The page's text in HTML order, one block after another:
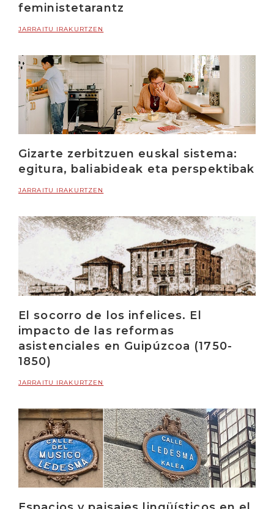
feministetarantz
JARRAITU IRAKURTZEN
Gizarte zerbitzuen euskal sistema:
egitura, baliabideak eta perspektibak
JARRAITU IRAKURTZEN
El socorro de los infelices. El
impacto de las reformas
asistenciales en Guipúzcoa (1750-
1850)
JARRAITU IRAKURTZEN